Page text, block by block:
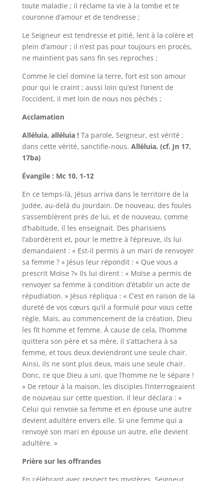
toute maladie ; il réclame ta vie à la tombe et te
couronne d’amour et de tendresse ;
Le Seigneur est tendresse et pitié, lent à la colère et
plein d’amour ; il n’est pas pour toujours en procès,
ne maintient pas sans fin ses reproches ;
Comme le ciel domine la terre, fort est son amour
pour qui le craint ; aussi loin qu’est l’orient de
l’occident, il met loin de nous nos péchés ;
Acclamation
Alléluia, alléluia !Ta parole, Seigneur, est vérité ;
dans cette vérité, sanctifie-nous. Alléluia. (cf. Jn 17,
17ba)
Évangile : Mc 10, 1-12
En ce temps-là, Jésus arriva dans le territoire de la
Judée, au-delà du Jourdain. De nouveau, des foules
s’assemblèrent près de lui, et de nouveau, comme
d’habitude, il les enseignait. Des pharisiens
l’abordèrent et, pour le mettre à l’épreuve, ils lui
demandaient : « Est-il permis à un mari de renvoyer
sa femme ? » Jésus leur répondit : « Que vous a
prescrit Moïse ?» Ils lui dirent : « Moïse a permis de
renvoyer sa femme à condition d’établir un acte de
répudiation. » Jésus répliqua : « C’est en raison de la
dureté de vos cœurs qu’il a formulé pour vous cette
règle. Mais, au commencement de la création, Dieu
les fit homme et femme. À cause de cela, l’homme
quittera son père et sa mère, il s’attachera à sa
femme, et tous deux deviendront une seule chair.
Ainsi, ils ne sont plus deux, mais une seule chair.
Donc, ce que Dieu a uni, que l’homme ne le sépare !
» De retour à la maison, les disciples l’interrogeaient
de nouveau sur cette question. Il leur déclara : «
Celui qui renvoie sa femme et en épouse une autre
devient adultère envers elle. Si une femme qui a
renvoyé son mari en épouse un autre, elle devient
adultère. »
Prière sur les offrandes